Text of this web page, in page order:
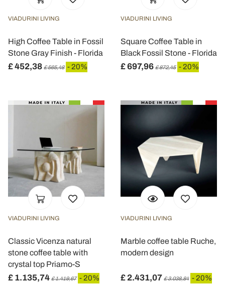
VIADURINI LIVING
High Coffee Table in Fossil
Stone Gray Finish - Florida
£ 452,38 £ 565,48 - 20%
VIADURINI LIVING
Square Coffee Table in
Black Fossil Stone - Florida
£ 697,96 £ 872,45 - 20%
VIADURINI LIVING
Classic Vicenza natural
stone coffee table with
crystal top Priamo-S
£ 1.135,74 £ 1.419,67 - 20%
VIADURINI LIVING
Marble coffee table Ruche,
modern design
£ 2.431,07 £ 3.038,84 - 20%